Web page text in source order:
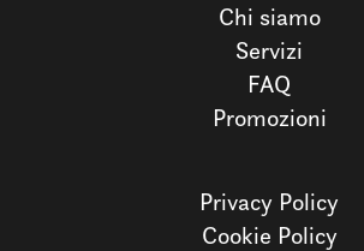
Chi siamo
Servizi
FAQ
Promozioni
Privacy Policy
Cookie Policy